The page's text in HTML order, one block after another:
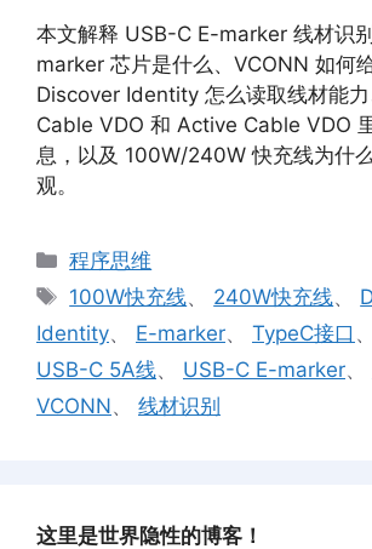
本文解释 USB-C E-marker 线材识
marker 芯片是什么、VCONN 如何
Discover Identity 怎么读取线材能
Cable VDO 和 Active Cable VDO
息，以及 100W/240W 快充线为什
观。
分
类
程序思维
标
签
100W快充线、 240W快充线、
Identity、 E-marker、 TypeC接口 、
USB-C 5A线、 USB-C E-marker、
VCONN、 线材识别
这里是世界隐性的博客！